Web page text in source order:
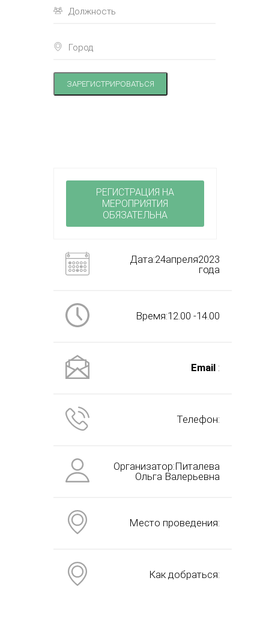
ЗАРЕГИСТРИРОВАТЬСЯ
РЕГИСТРАЦИЯ НА
МЕРОПРИЯТИЯ
ОБЯЗАТЕЛЬНА
Дата:24апреля2023
года
Время:12.00 -14.00
Email :
Телефон:
Организатор:Питалева
Ольга Валерьевна
Место проведения:
Как добраться: